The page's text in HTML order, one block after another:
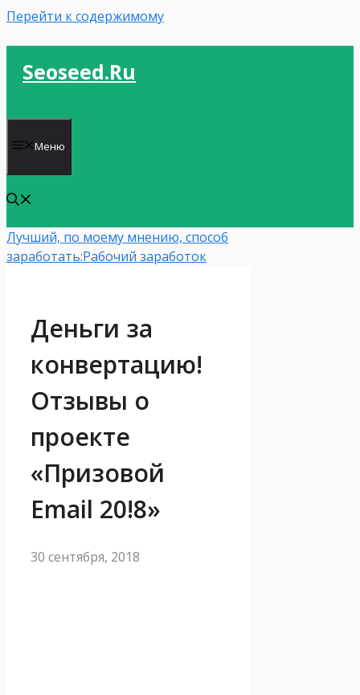
Перейти к содержимому
Seoseed.ru
Меню
Лучший, по моему мнению, способ
заработать:Рабочий заработок
Деньги за
конвертацию!
Отзывы о
проекте
«Призовой
Email 20!8»
30 сентября, 2018